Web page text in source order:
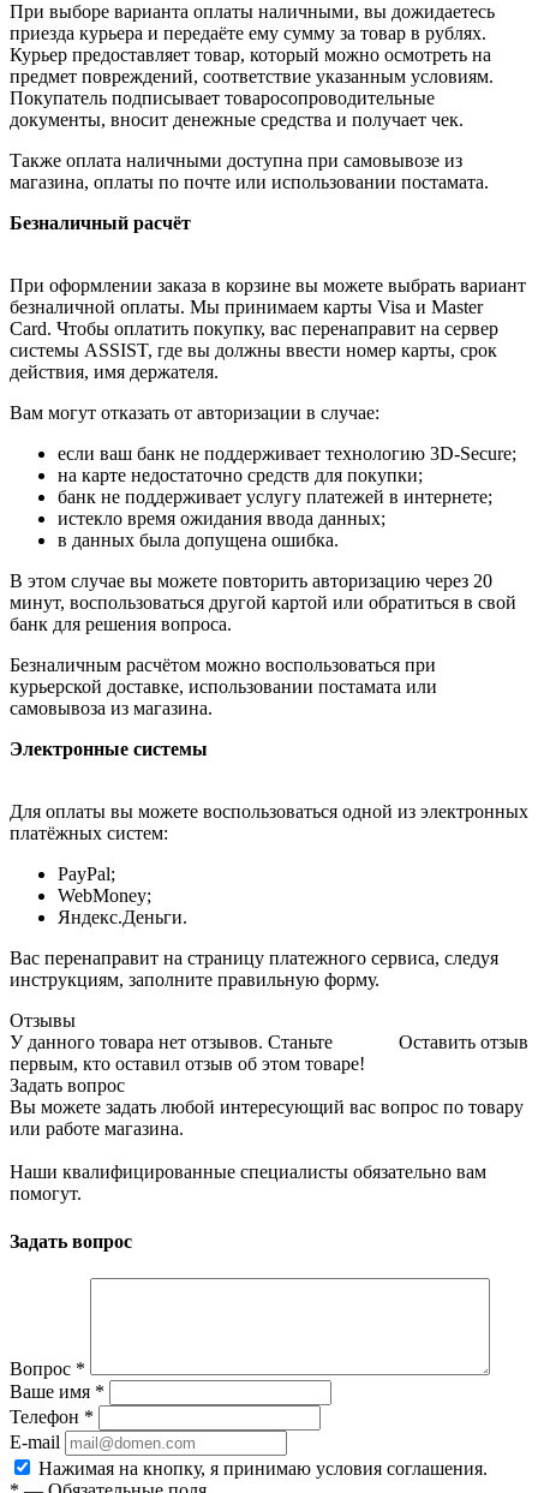
При выборе варианта оплаты наличными, вы дожидаетесь
приезда курьера и передаёте ему сумму за товар в рублях.
Курьер предоставляет товар, который можно осмотреть на
предмет повреждений, соответствие указанным условиям.
Покупатель подписывает товаросопроводительные
документы, вносит денежные средства и получает чек.
Также оплата наличными доступна при самовывозе из
магазина, оплаты по почте или использовании постамата.
Безналичный расчёт
При оформлении заказа в корзине вы можете выбрать вариант
безналичной оплаты. Мы принимаем карты Visa и Master
Card. Чтобы оплатить покупку, вас перенаправит на сервер
системы ASSIST, где вы должны ввести номер карты, срок
действия, имя держателя.
Вам могут отказать от авторизации в случае:
если ваш банк не поддерживает технологию 3D-Secure;
на карте недостаточно средств для покупки;
банк не поддерживает услугу платежей в интернете;
истекло время ожидания ввода данных;
в данных была допущена ошибка.
В этом случае вы можете повторить авторизацию через 20
минут, воспользоваться другой картой или обратиться в свой
банк для решения вопроса.
Безналичным расчётом можно воспользоваться при
курьерской доставке, использовании постамата или
самовывоза из магазина.
Электронные системы
Для оплаты вы можете воспользоваться одной из электронных
платёжных систем:
PayPal;
WebMoney;
Яндекс.Деньги.
Вас перенаправит на страницу платежного сервиса, следуя
инструкциям, заполните правильную форму.
Отзывы
Оставить отзыв
У данного товара нет отзывов. Станьте
первым, кто оставил отзыв об этом товаре!
Задать вопрос
Вы можете задать любой интересующий вас вопрос по товару
или работе магазина.
Наши квалифицированные специалисты обязательно вам
помогут.
Задать вопрос
Вопрос *
Ваше имя *
Телефон *
E-mail
Нажимая на кнопку, я принимаю условия соглашения.